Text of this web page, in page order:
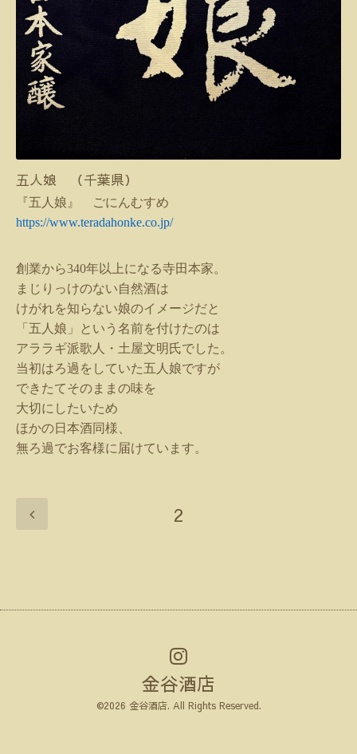
五人娘 （千葉県）
『五人娘』 ごにんむすめ
https://www.teradahonke.co.jp/
創業から340年以上になる寺田本家。
まじりっけのない自然酒は
けがれを知らない娘のイメージだと
「五人娘」という名前を付けたのは
アララギ派歌人・土屋文明氏でした。
当初はろ過をしていた五人娘ですが
できたてそのままの味を
大切にしたいため
ほかの日本酒同様、
無ろ過でお客様に届けています。
2
金谷酒店
©2026 金谷酒店. All Rights Reserved.